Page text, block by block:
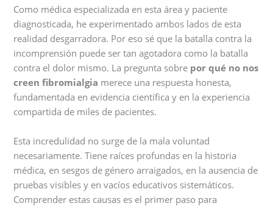
Como médica especializada en esta área y paciente
diagnosticada, he experimentado ambos lados de esta
realidad desgarradora. Por eso sé que la batalla contra la
incomprensión puede ser tan agotadora como la batalla
contra el dolor mismo. La pregunta sobre por qué no nos
creen fibromialgia merece una respuesta honesta,
fundamentada en evidencia científica y en la experiencia
compartida de miles de pacientes.
Esta incredulidad no surge de la mala voluntad
necesariamente. Tiene raíces profundas en la historia
médica, en sesgos de género arraigados, en la ausencia de
pruebas visibles y en vacíos educativos sistemáticos.
Comprender estas causas es el primer paso para